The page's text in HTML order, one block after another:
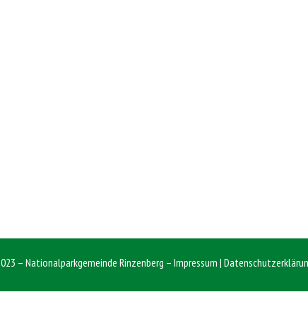
– Nationalparkgemeinde Rinzenberg – Impressum |